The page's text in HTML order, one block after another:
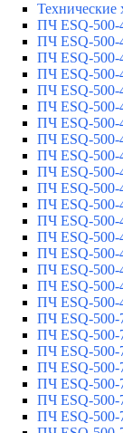
Технические
ПЧ ESQ-500-
ПЧ ESQ-500-
ПЧ ESQ-500-
ПЧ ESQ-500-
ПЧ ESQ-500-
ПЧ ESQ-500-
ПЧ ESQ-500-
ПЧ ESQ-500-
ПЧ ESQ-500-
ПЧ ESQ-500-
ПЧ ESQ-500-
ПЧ ESQ-500-
ПЧ ESQ-500-
ПЧ ESQ-500-
ПЧ ESQ-500-
ПЧ ESQ-500-
ПЧ ESQ-500-
ПЧ ESQ-500-
ПЧ ESQ-500-
ПЧ ESQ-500-
ПЧ ESQ-500-
ПЧ ESQ-500-
ПЧ ESQ-500-
ПЧ ESQ-500-
ПЧ ESQ-500-